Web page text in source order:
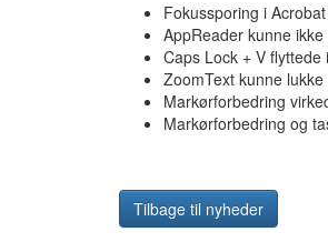
Fokussporing i
AppReader kunne
Caps Lock + V
ZoomText kunne
Markørforbedring
Markørforbedring og
Tilbage til nyheder